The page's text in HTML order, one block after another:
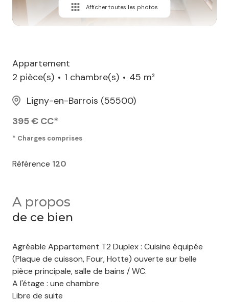
Afficher toutes les photos
Appartement
2 pièce(s)
1 chambre(s)
45 m²
Ligny-en-Barrois (55500)
395 € CC*
* Charges comprises
Référence 120
A propos
de ce bien
Agréable Appartement T2 Duplex : Cuisine équipée
(Plaque de cuisson, Four, Hotte) ouverte sur belle
pièce principale, salle de bains / WC.
A l'étage : une chambre
Libre de suite